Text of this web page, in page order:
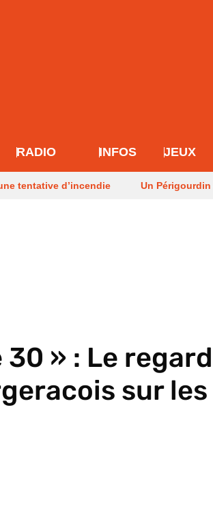
RADIO INFOS JEUX
tentative d’incendie Un
30 » : Le
sur